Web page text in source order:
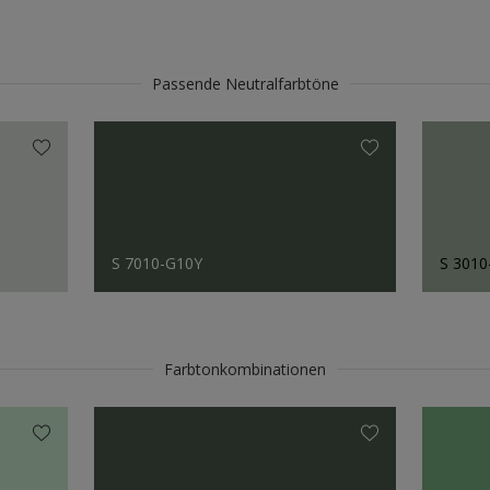
Passende Neutralfarbtöne
S 7010-G10Y S
Farbtonkombinationen